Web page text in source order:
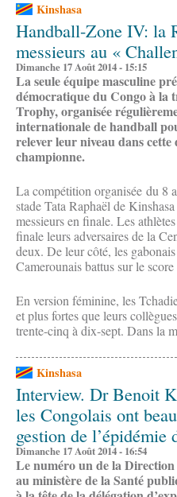
Kinshasa
Handball-Zone IV: la
messieurs au «
Dimanche 17 Août 2014 - 15:15
La seule équipe masculine
démocratique du Congo à la
Trophy, organisée
internationale de handball
relever leur niveau dans cette
championne.
La compétition organisée du 8
stade Tata Raphaël de
messieurs en finale. Les
finale leurs adversaires de la
deux. De leur côté, les
Camerounais battus sur le
En version féminine, les
et plus fortes que leurs
trente-cinq à dix-sept. Dans la
Kinshasa
Interview. Dr Benoit
les Congolais ont
gestion de l’épidémie
Dimanche 17 Août 2014 - 16:54
Le numéro un de la
au ministère de la Santé